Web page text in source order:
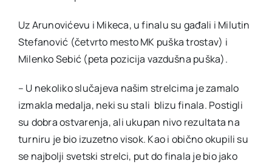
Uz Arunovićevu i Mikeca, u finalu su gađali i Milutin
Stefanović (četvrto mesto MK puška trostav) i
Milenko Sebić (peta pozicija vazdušna puška).
– U nekoliko slučajeva našim strelcima je zamalo
izmakla medalja, neki su stali blizu finala. Postigli
su dobra ostvarenja, ali ukupan nivo rezultata na
turniru je bio izuzetno visok. Kao i obično okupili su
se najbolji svetski strelci, put do finala je bio jako